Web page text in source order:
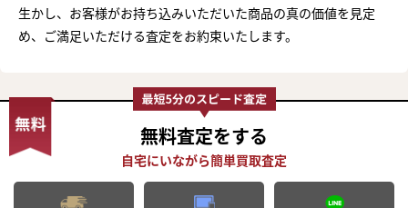
生かし、お客様がお持ち込みいただいた商品の真の価値を見定
め、ご満足いただける査定をお約束いたします。
無料査定をする